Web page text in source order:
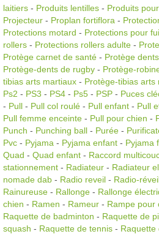
laitiers - Produits lentilles - Produits
Projecteur - Proplan fortiflora -
Protections motard - Protections pour
rollers - Protections rollers adulte -
Protège carnet de santé - Protège
Protège-dents de rugby - Protège-
tibias arts martiaux - Protège-tibias arts
Ps2 - PS3 - PS4 - Ps5 - PSP - Puces
- Pull - Pull col roulé - Pull enfant - Pull
Pull femme enceinte - Pull pour chien -
Punch - Punching ball - Purée -
Pvc - Pyjama - Pyjama enfant - Pyjama
Quad - Quad enfant - Raccord
stationnement - Radiateur - Radiateur
nomade dab - Radio reveil - Radio-
Rainureuse - Rallonge - Rallonge
chien - Ramen - Rameur - Rampe pour
Raquette de badminton - Raquette de
squash - Raquette de tennis - Raquette